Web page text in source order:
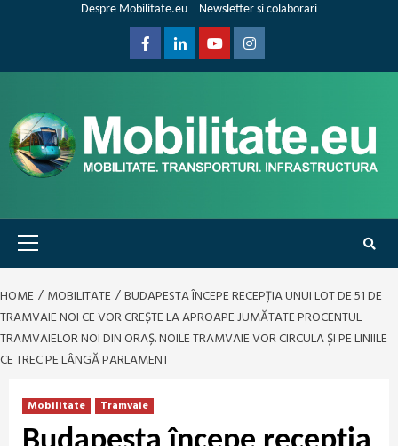
Despre Mobilitate.eu Newsletter și colaborari
FacebookLinkedinYoutubeInstagram
Primary
Menu
HOME MOBILITATE
BUDAPESTA ÎNCEPE RECEPȚIA UNUI LOT DE 51 DE
TRAMVAIE NOI CE VOR CREȘTE LA APROAPE JUMĂTATE PROCENTUL
TRAMVAIELOR NOI DIN ORAȘ. NOILE TRAMVAIE VOR CIRCULA ȘI PE LINIILE
CE TREC PE LÂNGĂ PARLAMENT
Mobilitate Tramvaie